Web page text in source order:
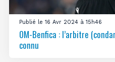
Publié le 16 Avr 2024 à 15h46
OM-Benfica : l’arbitre
connu